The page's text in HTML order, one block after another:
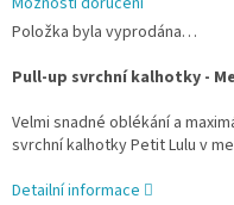
Položka byla vyprodána…
Pull-up svrchní kalhotky -
Velmi snadné oblékání a
svrchní kalhotky Petit Lulu v
Detailní informace